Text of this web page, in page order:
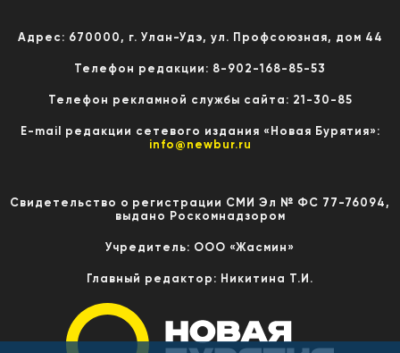
Адрес: 670000, г. Улан-Удэ, ул. Профсоюзная, дом 44
Телефон редакции: 8-902-168-85-53
Телефон рекламной службы сайта: 21-30-85
E-mail редакции сетевого издания «Новая Бурятия»:
info@newbur.ru
Свидетельство о регистрации СМИ Эл № ФС 77-76094,
выдано Роскомнадзором
Учредитель: ООО «Жасмин»
Главный редактор: Никитина Т.И.